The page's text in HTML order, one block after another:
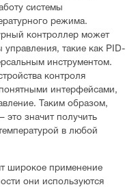
системы
режима.
контроллер может
такие как PID-
инструментом.
контроля
интерфейсами,
Таким образом,
это значит получить
в любой
широкое применение
они используются